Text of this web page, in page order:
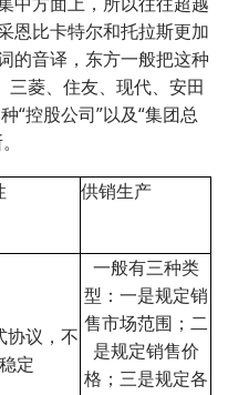
恩比卡特尔和托拉斯更加
的音译，东方一般把这种
三菱、住友、现代、安田
“控股公司”以及“集团总
供销生产
协议，不
稳定
一般有三种类
型：一是规定销
售市场范围；二
是规定销售价
格；三是规定各